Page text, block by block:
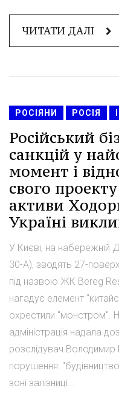
ЧИТАТИ ДАЛІ
РОСІЯНИ РОСІЯ
Російський
санкцій у
момент і
свого
активи
Україні
У Києві, на набережній
30-А), зводять 27-
під назвою ЖК Bereg
нагадує елемент
охрестили "монстром".
адміністрація надала
розслідувач
порушення:
зоні залізниці...